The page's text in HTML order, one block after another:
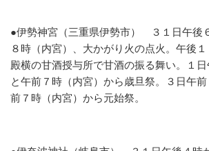
●伊勢神宮（三重県伊勢市）
３１日午後
８時（内宮）、大かがり火の点火。午後
殿横の甘酒授与所で甘酒の振る舞い。１日
と午前７時（内宮）から歳旦祭。３日午
前７時（内宮）から元始祭。